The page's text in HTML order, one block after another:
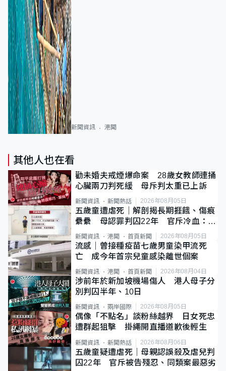
新聞資訊 港聞
其他人也在看
勸未婚夫戒煙爆命案 28歲女教師連捅
心臟兩刀判死緩 母斥判太重已上訴
新聞資訊 新聞熱話 2026年08月05日
五歲童遭虐死｜解剖揭長期捱餓、傷痕
纍纍 母認罪判囚22年 官斥冷血：同
類案最惡劣
新聞資訊 港聞 首頁新聞 2026年08月05日
流感｜曾接種疫苗七歲男童染甲流死
亡 成今年首宗兒童感染離世個案
新聞資訊 港聞 首頁新聞 2026年08月04日
涉前年於新加坡機場傷人 港人母子分
別判囚半年、10日
新聞資訊 兩岸國際 2026年08月05日
偶像「不點名」談粉絲越界 日女死忠
遭群起狙擊 掛繩開直播道歉後輕生
新聞資訊 新聞熱話 2026年08月06日
五歲童疑遭虐死｜母親認誤殺及虐兒判
囚22年 官斥被告殘忍、同類案最惡劣